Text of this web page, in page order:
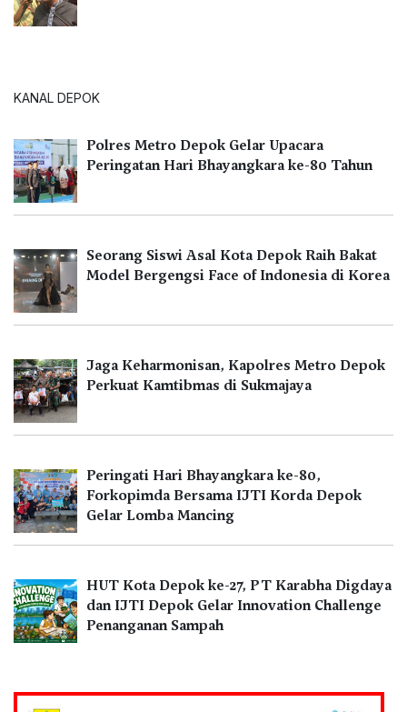
KANAL DEPOK
Polres Metro Depok Gelar Upacara
Peringatan Hari Bhayangkara ke-80 Tahun
Seorang Siswi Asal Kota Depok Raih Bakat
Model Bergengsi Face of Indonesia di Korea
Jaga Keharmonisan, Kapolres Metro Depok
Perkuat Kamtibmas di Sukmajaya
Peringati Hari Bhayangkara ke-80,
Forkopimda Bersama IJTI Korda Depok
Gelar Lomba Mancing
HUT Kota Depok ke-27, PT Karabha Digdaya
dan IJTI Depok Gelar Innovation Challenge
Penanganan Sampah